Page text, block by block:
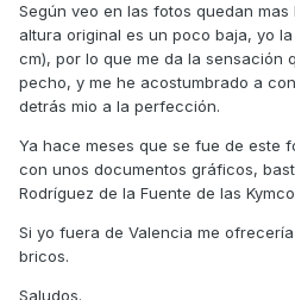
Según veo en las fotos quedan
altura original es un poco baja, yo
cm), por lo que me da la sensación
pecho, y me he acostumbrado a
detrás mio a la perfección.
Ya hace meses que se fue de este
con unos documentos gráficos,
Rodríguez de la Fuente de las
Si yo fuera de Valencia me
bricos.
Saludos.